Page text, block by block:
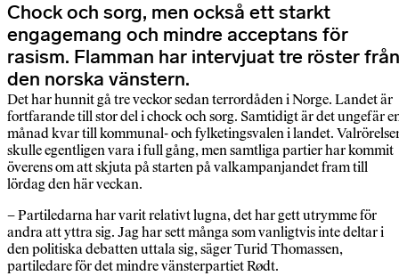
Chock och sorg, men också ett starkt
engagemang och mindre acceptans för
rasism. Flamman har intervjuat tre röster från
den norska vänstern.
Det har hunnit gå tre veckor sedan terrordåden i Norge. Landet är
fortfarande till stor del i chock och sorg. Samtidigt är det ungefär
månad kvar till kommunal- och fylketingsvalen i landet.
skulle egentligen vara i full gång, men samtliga partier har kommit
överens om att skjuta på starten på valkampanjandet fram till
lördag den här veckan.
– Partiledarna har varit relativt lugna, det har gett utrymme för
andra att yttra sig. Jag har sett många som vanligtvis inte deltar i
den politiska debatten uttala sig, säger Turid Thomassen,
partiledare för det mindre vänsterpartiet Rødt.